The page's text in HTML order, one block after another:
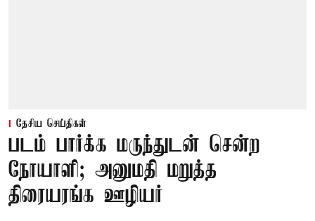
தேசிய செய்திகள்
படம் பார்க்க மருந்துடன் சென்ற
நோயாளி; அனுமதி மறுத்த
திரையரங்க ஊழியர்